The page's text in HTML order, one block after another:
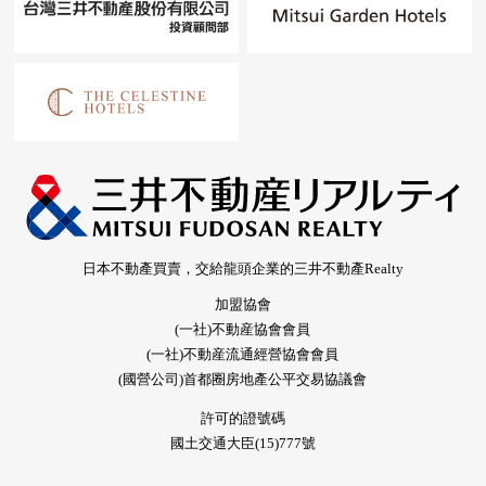
日本不動產買賣，交給龍頭企業的三井不動產Realty
加盟協會
(一社)不動産協會會員
(一社)不動産流通經營協會會員
(國營公司)首都圈房地產公平交易協議會
許可的證號碼
國土交通大臣(15)777號